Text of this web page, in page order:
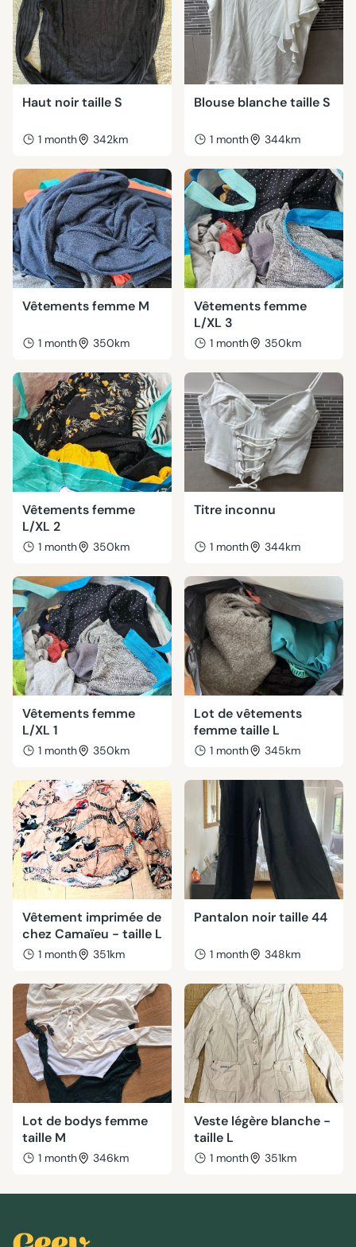
Haut noir taille S
1 month 342km
Blouse blanche taille S
1 month 344km
Vêtements femme M
1 month 350km
Vêtements femme
L/XL 3
1 month 350km
Vêtements femme
L/XL 2
1 month 350km
Titre inconnu
1 month 344km
Vêtements femme
L/XL 1
1 month 350km
Lot de vêtements
femme taille L
1 month 345km
Vêtement imprimée de
chez Camaïeu - taille L
1 month 351km
Pantalon noir taille 44
1 month 348km
Lot de bodys femme
taille M
1 month 346km
Veste légère blanche -
taille L
1 month 351km